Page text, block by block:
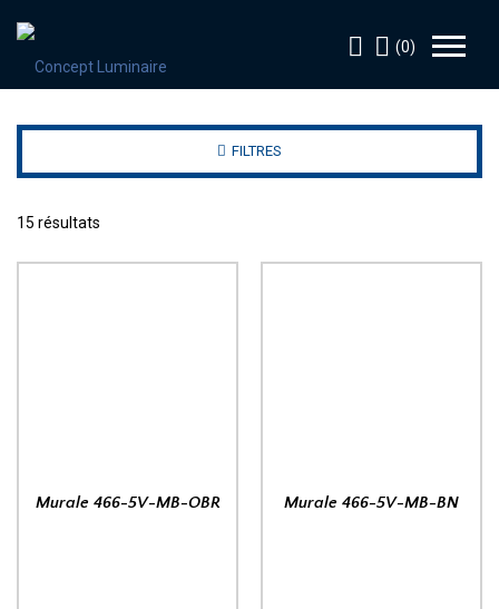
(0)
FILTRES
15 résultats
Murale 466-5V-MB-OBR Murale 466-5V-MB-BN